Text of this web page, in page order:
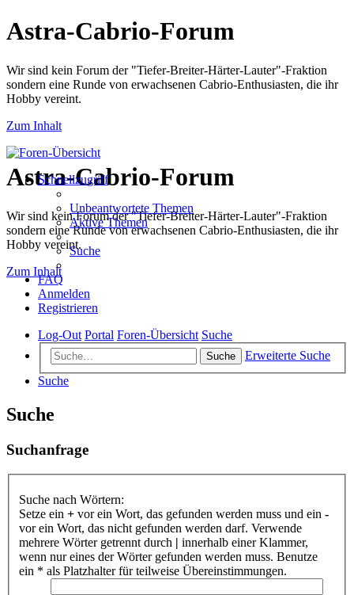
Astra-Cabrio-Forum
Wir sind kein Forum der "Tiefer-Breiter-Härter-Lauter"-Fraktion
sondern eine Runde von erwachsenen Cabrio-Enthusiasten, die ihr
Hobby vereint.
Zum Inhalt
Astra-Cabrio-Forum
Wir sind kein Forum der "Tiefer-Breiter-Härter-Lauter"-Fraktion
sondern eine Runde von erwachsenen Cabrio-Enthusiasten, die ihr
Hobby vereint.
Zum Inhalt
Schnellzugriff
Unbeantwortete Themen
Aktive Themen
Suche
FAQ
Anmelden
Registrieren
Log-Out Portal Foren-Übersicht Suche
Suche
Erweiterte Suche
Suche
Suche
Suchanfrage
Suche nach Wörtern:
Setze ein + vor ein Wort, das gefunden werden muss und ein -
vor ein Wort, das nicht gefunden werden darf. Verwende
mehrere Wörter getrennt durch | innerhalb einer Klammer,
wenn nur eines der Wörter gefunden werden muss. Benutze
ein * als Platzhalter für teilweise Übereinstimmungen.